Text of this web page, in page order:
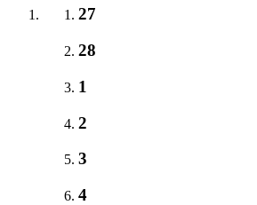
27
28
1
2
3
4